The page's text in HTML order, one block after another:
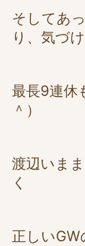
そしてあ
り、気づ
最長9連
＾）
渡辺いま
く
正しい